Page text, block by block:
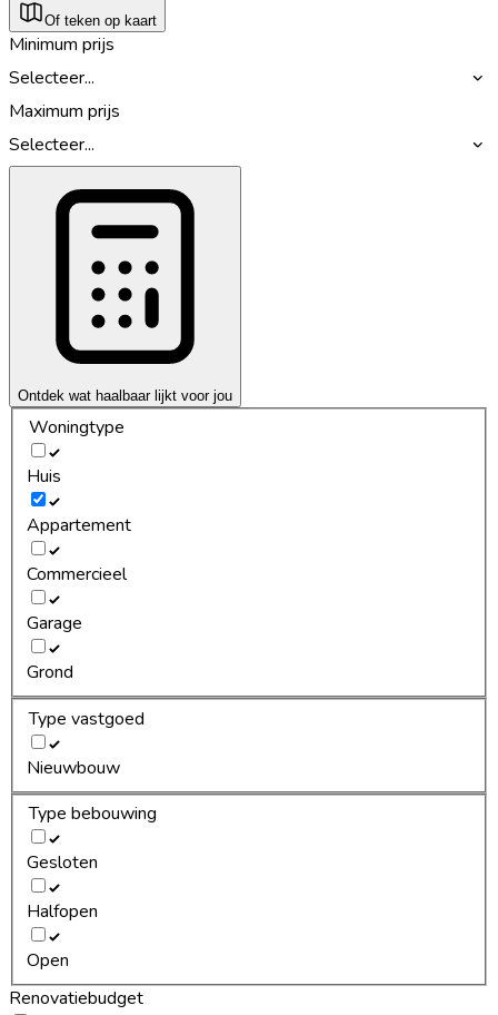
Of teken op kaart
Minimum prijs
Selecteer...
Maximum prijs
Selecteer...
Ontdek wat haalbaar lijkt voor jou
Woningtype
Huis
Appartement
Commercieel
Garage
Grond
Type vastgoed
Nieuwbouw
Type bebouwing
Gesloten
Halfopen
Open
Renovatiebudget